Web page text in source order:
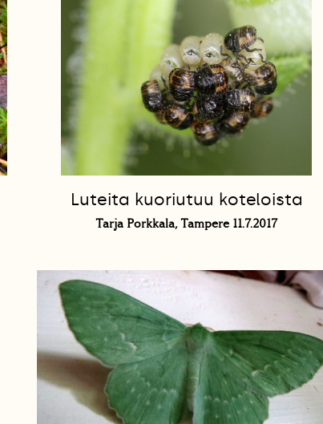
Luteita kuoriutuu koteloista
Tarja Porkkala, Tampere 11.7.2017